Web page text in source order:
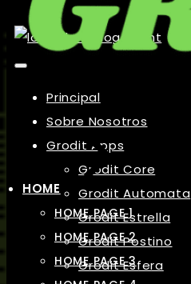
Principal
Sobre Nosotros
Grodit Apps
Grodit Core
Grodit Automata
Grodit Estrella
Grodit Postino
Grodit Esfera
HOME
HOME PAGE 1
HOME PAGE 2
HOME PAGE 3